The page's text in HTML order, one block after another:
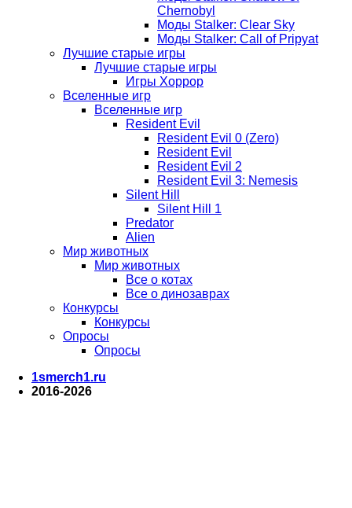
Chernobyl
Моды Stalker: Clear Sky
Моды Stalker: Call of Pripyat
Лучшие старые игры
Лучшие старые игры
Игры Хоррор
Вселенные игр
Вселенные игр
Resident Evil
Resident Evil 0 (Zero)
Resident Evil
Resident Evil 2
Resident Evil 3: Nemesis
Silent Hill
Silent Hill 1
Predator
Alien
Мир животных
Мир животных
Все о котах
Все о динозаврах
Конкурсы
Конкурсы
Опросы
Опросы
1smerch1.ru
2016-2026